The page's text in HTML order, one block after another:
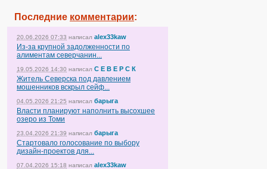
Последние комментарии:
20.06.2026 07:33 написал alex33kaw
Из-за крупной задолженности по
алиментам северчанин...
19.05.2026 14:30 написал С Е В Е Р С К
Житель Северска под давлением
мошенников вскрыл сейф...
04.05.2026 21:25 написал барыга
Власти планируют наполнить высохшее
озеро из Томи
23.04.2026 21:39 написал барыга
Стартовало голосование по выбору
дизайн-проектов для...
07.04.2026 15:18 написал alex33kaw